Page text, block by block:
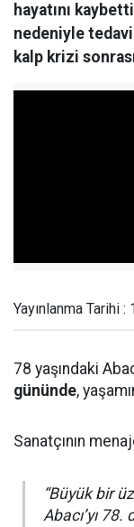
hayatını
nedeniyle tedavi
kalp krizi
Yayınlanma Tarihi
78 yaşındaki
gününde,
Sanatçının
“Büyük bir
Abacı’yı